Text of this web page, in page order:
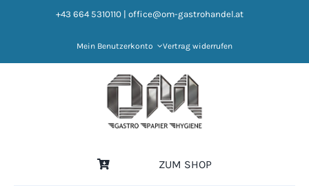
+43 664 5310110 office@om-gastrohandel.at
Mein Benutzerkonto Vertrag widerrufen
ZUM SHOP